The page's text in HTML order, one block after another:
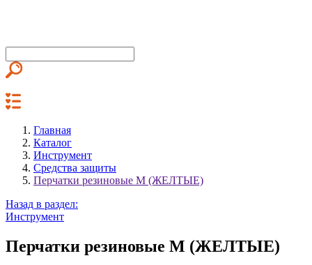
Главная
Каталог
Инструмент
Средства защиты
Перчатки резиновые М (ЖЕЛТЫЕ)
Назад в раздел:
Инструмент
Перчатки резиновые М (ЖЕЛТЫЕ)